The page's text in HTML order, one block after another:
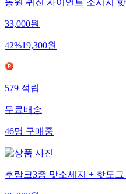
동원 퀴진 자이언트 소시지
33,000원
42%19,300원
579적립
무료배송
46명구매중
후랑크3종 맛소세지 + 핫도그